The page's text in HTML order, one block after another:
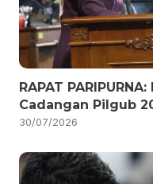
RAPAT
Cadangan Pilgub
30/07/2026